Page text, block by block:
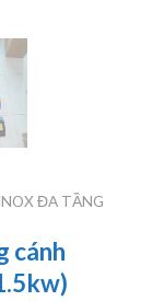
ĐA TẦNG
cánh